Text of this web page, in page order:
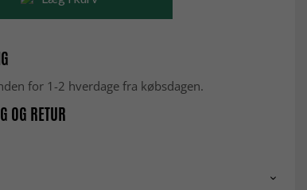
for 1-2 hverdage fra købsdagen.
OG RETUR